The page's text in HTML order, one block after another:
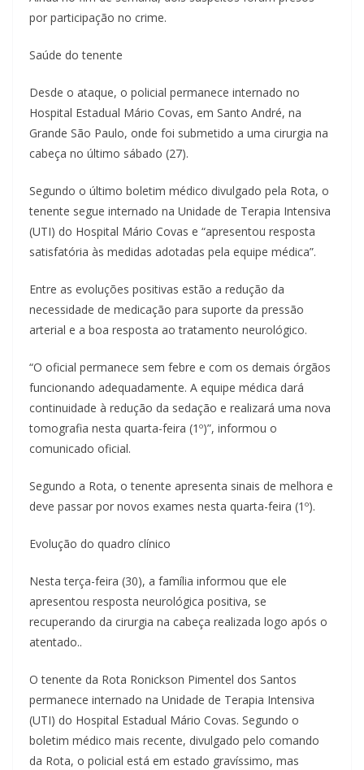
por participação no crime.
Saúde do tenente
Desde o ataque, o policial permanece internado no
Hospital Estadual Mário Covas, em Santo André, na
Grande São Paulo, onde foi submetido a uma cirurgia na
cabeça no último sábado (27).
Segundo o último boletim médico divulgado pela Rota, o
tenente segue internado na Unidade de Terapia Intensiva
(UTI) do Hospital Mário Covas e “apresentou resposta
satisfatória às medidas adotadas pela equipe médica”.
Entre as evoluções positivas estão a redução da
necessidade de medicação para suporte da pressão
arterial e a boa resposta ao tratamento neurológico.
“O oficial permanece sem febre e com os demais órgãos
funcionando adequadamente. A equipe médica dará
continuidade à redução da sedação e realizará uma nova
tomografia nesta quarta-feira (1º)”, informou o
comunicado oficial.
Segundo a Rota, o tenente apresenta sinais de melhora e
deve passar por novos exames nesta quarta-feira (1º).
Evolução do quadro clínico
Nesta terça-feira (30), a família informou que ele
apresentou resposta neurológica positiva, se
recuperando da cirurgia na cabeça realizada logo após o
atentado..
O tenente da Rota Ronickson Pimentel dos Santos
permanece internado na Unidade de Terapia Intensiva
(UTI) do Hospital Estadual Mário Covas. Segundo o
boletim médico mais recente, divulgado pelo comando
da Rota, o policial está em estado gravíssimo, mas